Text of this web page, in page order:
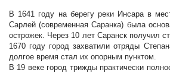
В 1641 году на берегу реки Инсара в
Сарлей (современная Саранка) была
острожек. Через 10 лет Саранск получил
1670 году город захватили отряды
долгое время стал их опорным пунктом.
В 19 веке город трижды практически